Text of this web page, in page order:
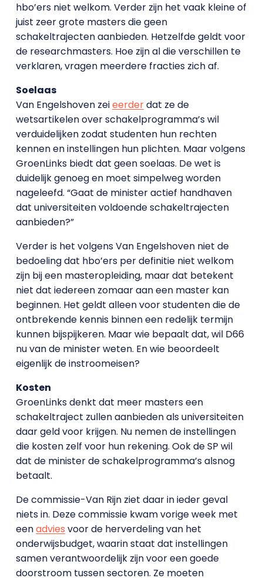
hbo’ers niet welkom. Verder zijn het vaak kleine of
juist zeer grote masters die geen
schakeltrajecten aanbieden. Hetzelfde geldt voor
de researchmasters. Hoe zijn al die verschillen te
verklaren, vragen meerdere fracties zich af.
Soelaas
Van Engelshoven zeieerderdat ze de
wetsartikelen over schakelprogramma’s wil
verduidelijken zodat studenten hun rechten
kennen en instellingen hun plichten. Maar volgens
GroenLinks biedt dat geen soelaas. De wet is
duidelijk genoeg en moet simpelweg worden
nageleefd. “Gaat de minister actief handhaven
dat universiteiten voldoende schakeltrajecten
aanbieden?”
Verder is het volgens Van Engelshoven niet de
bedoeling dat hbo’ers per definitie niet welkom
zijn bij een masteropleiding, maar dat betekent
niet dat iedereen zomaar aan een master kan
beginnen. Het geldt alleen voor studenten die de
ontbrekende kennis binnen een redelijk termijn
kunnen bijspijkeren. Maar wie bepaalt dat, wil D66
nu van de minister weten. En wie beoordeelt
eigenlijk de instroomeisen?
Kosten
GroenLinks denkt dat meer masters een
schakeltraject zullen aanbieden als universiteiten
daar geld voor krijgen. Nu nemen de instellingen
die kosten zelf voor hun rekening. Ook de SP wil
dat de minister de schakelprogramma’s alsnog
betaalt.
De commissie-Van Rijn ziet daar in ieder geval
niets in. Deze commissie kwam vorige week met
eenadvies voor de herverdeling van het
onderwijsbudget, waarin staat dat instellingen
samen verantwoordelijk zijn voor een goede
doorstroom tussen sectoren. Ze moeten